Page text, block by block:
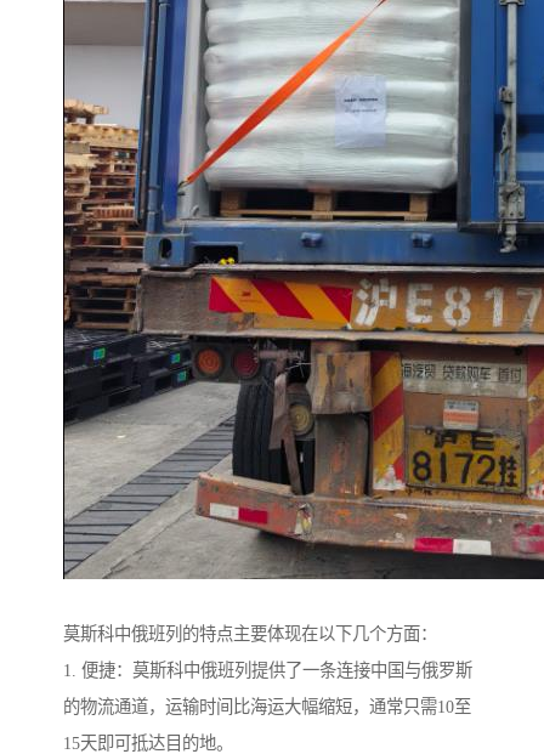
莫斯科中俄班列的特点主要体现在以下几个方面：
1. 便捷：莫斯科中俄班列提供了一条连接中国与俄罗斯
的物流通道，运输时间比海运大幅缩短，通常只需10至
15天即可抵达目的地。